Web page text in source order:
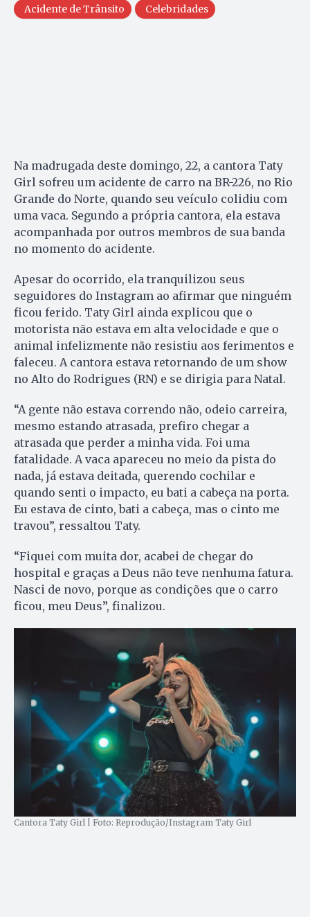
Acidente de Trânsito Celebridades
Na madrugada deste domingo, 22, a cantora Taty
Girl sofreu um acidente de carro na BR-226, no Rio
Grande do Norte, quando seu veículo colidiu com
uma vaca. Segundo a própria cantora, ela estava
acompanhada por outros membros de sua banda
no momento do acidente.
Apesar do ocorrido, ela tranquilizou seus
seguidores do Instagram ao afirmar que ninguém
ficou ferido. Taty Girl ainda explicou que o
motorista não estava em alta velocidade e que o
animal infelizmente não resistiu aos ferimentos e
faleceu. A cantora estava retornando de um show
no Alto do Rodrigues (RN) e se dirigia para Natal.
“A gente não estava correndo não, odeio carreira,
mesmo estando atrasada, prefiro chegar a
atrasada que perder a minha vida. Foi uma
fatalidade. A vaca apareceu no meio da pista do
nada, já estava deitada, querendo cochilar e
quando senti o impacto, eu bati a cabeça na porta.
Eu estava de cinto, bati a cabeça, mas o cinto me
travou”, ressaltou Taty.
“Fiquei com muita dor, acabei de chegar do
hospital e graças a Deus não teve nenhuma fatura.
Nasci de novo, porque as condições que o carro
ficou, meu Deus”, finalizou.
Cantora Taty Girl | Foto: Reprodução/Instagram Taty Girl